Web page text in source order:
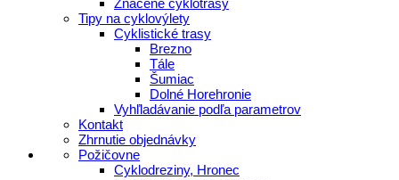
Tipy na cyklovýlety
Cyklistické trasy
Brezno
Tále
Šumiac
Dolné Horehronie
Vyhľladávanie podľa parametrov
Kontakt
Zhrnutie objednávky
Požičovne
Cyklodreziny, Hronec